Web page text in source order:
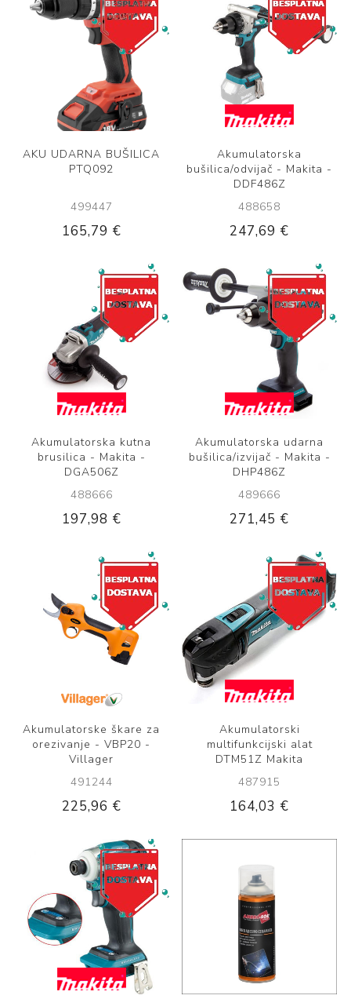
AKU UDARNA BUŠILICA
PTQ092
499447
165,79 €
Akumulatorska
bušilica/odvijač - Makita -
DDF486Z
488658
247,69 €
Akumulatorska kutna
brusilica - Makita -
DGA506Z
488666
197,98 €
Akumulatorska udarna
bušilica/izvijač - Makita -
DHP486Z
489666
271,45 €
Akumulatorske škare za
orezivanje - VBP20 -
Villager
491244
225,96 €
Akumulatorski
multifunkcijski alat
DTM51Z Makita
487915
164,03 €